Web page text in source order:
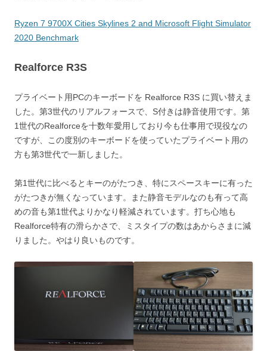
Ryzen 7 9700X Cities Skylines 2 and Microsoft Flight Simulator
2020 Benchmark
Realforce R3S
プライベート用PCのキーボードを Realforce R3S に買い替えま
した。第3世代のリアルフォースで、S付きは静音使用です。第
1世代のRealforceを十数年愛用しており今も仕事用で現役なの
ですが、この度別のキーボードを使っていたプライベート用の
方も第3世代で一新しました。
第1世代に比べるとキーのがたつき、特にスペースキーに有った
がたつきが無くなっています。また静音モデルなのも有って高
めの音も第1世代よりかなり軽減されています。打ち心地も
Realforce特有の滑らかさで、ミスタイプの数はあからさまに減
りました。やはり良いものです。